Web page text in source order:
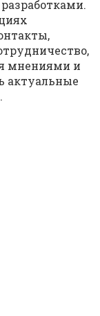
мнениями и
актуальные